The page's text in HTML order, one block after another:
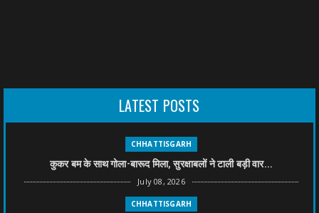
LATEST POSTS
CHHATTISGARH
कुकर बम के साथ गोला-बारूद मिला, सुरक्षाबलों ने टाली बड़ी वार...
July 08, 2026
CHHATTISGARH